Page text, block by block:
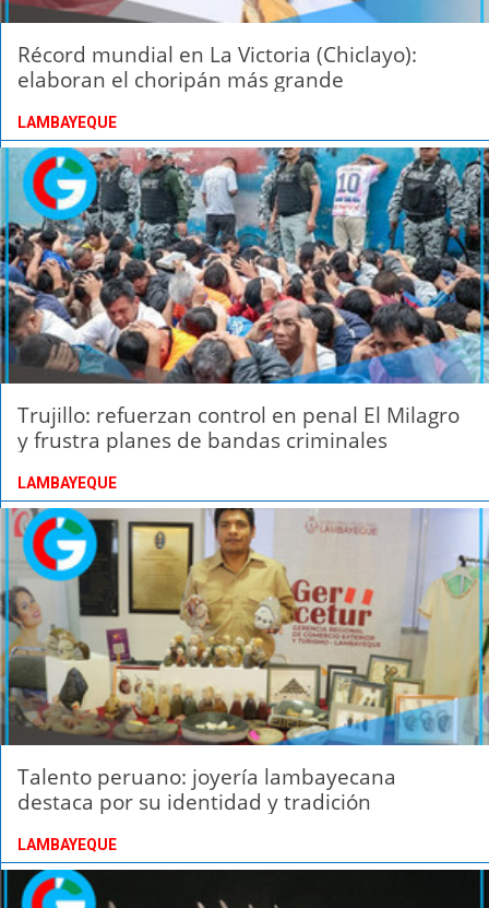
Récord mundial en La Victoria (Chiclayo):
elaboran el choripán más grande
LAMBAYEQUE
Trujillo: refuerzan control en penal El Milagro
y frustra planes de bandas criminales
LAMBAYEQUE
Talento peruano: joyería lambayecana
destaca por su identidad y tradición
LAMBAYEQUE